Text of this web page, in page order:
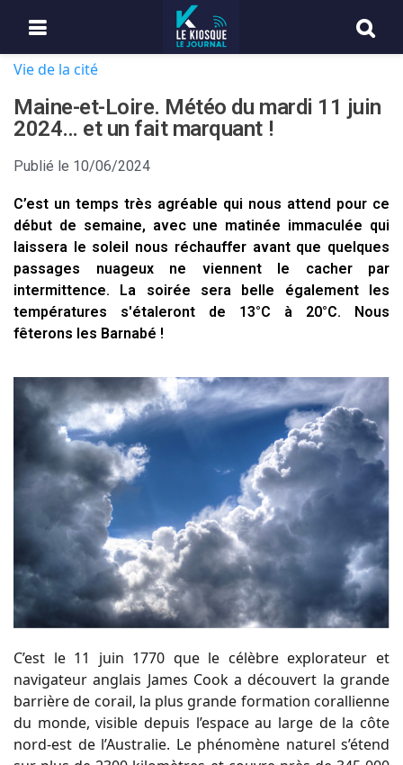
Vie de la cité
Maine-et-Loire. Météo du mardi 11 juin
2024… et un fait marquant !
Publié le 10/06/2024
C’est un temps très agréable qui nous attend pour ce
début de semaine, avec une matinée immaculée qui
laissera le soleil nous réchauffer avant que quelques
passages nuageux ne viennent le cacher par
intermittence. La soirée sera belle également les
températures s'étaleront de 13°C à 20°C. Nous
fêterons les Barnabé !
C’est le 11 juin 1770 que le célèbre explorateur et
navigateur anglais James Cook a découvert la grande
barrière de corail, la plus grande formation corallienne
du monde, visible depuis l’espace au large de la côte
nord-est de l’Australie. Le phénomène naturel s’étend